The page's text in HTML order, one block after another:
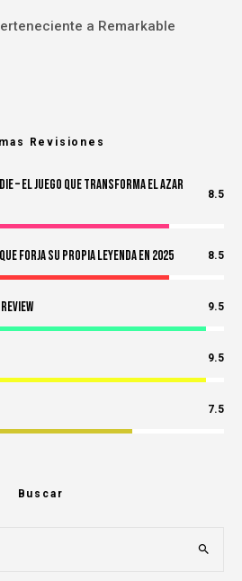
a Remarkable
Revisiones
– El Juego Que Transforma el Azar
8.5
Forja Su Propia Leyenda en 2025 8.5
9.5
9.5
7.5
Buscar